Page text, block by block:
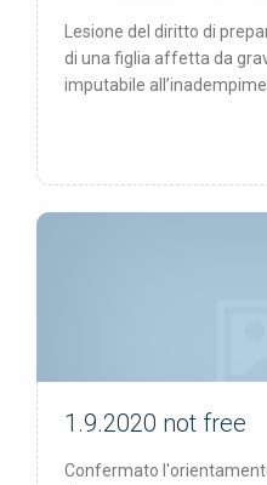
Lesione del diritto di
di una figlia affetta da
imputabile
not free
1.9.2020 not free
Confermato